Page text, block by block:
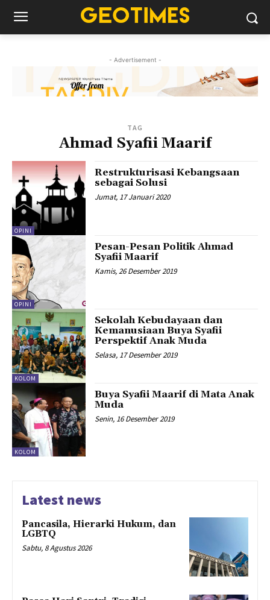
- Advertisement -
TAG
Ahmad Syafii Maarif
OPINI
Restrukturisasi Kebangsaan
sebagai Solusi
Jumat, 17 Januari 2020
OPINI
Pesan-Pesan Politik Ahmad
Syafii Maarif
Kamis, 26 Desember 2019
KOLOM
Sekolah Kebudayaan dan
Kemanusiaan Buya Syafii
Perspektif Anak Muda
Selasa, 17 Desember 2019
KOLOM
Buya Syafii Maarif di Mata Anak
Muda
Senin, 16 Desember 2019
Latest news
Pancasila, Hierarki Hukum, dan
LGBTQ
Sabtu, 8 Agustus 2026